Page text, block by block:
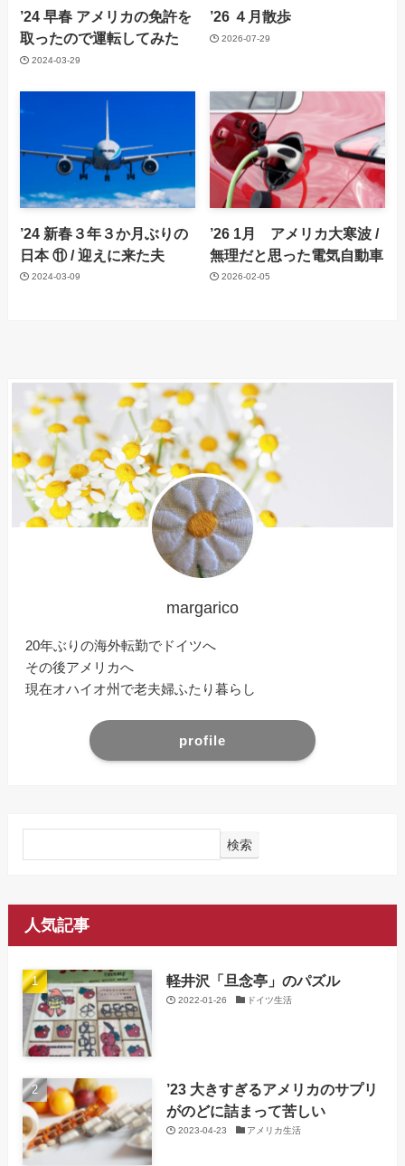
’24 早春 アメリカの免許を
取ったので運転してみた
2024-03-29
’26 ４月散歩
2026-07-29
’24 新春３年３か月ぶりの
日本 ⑪ / 迎えに来た夫
2024-03-09
’26 1月 アメリカ大寒波 /
無理だと思った電気自動車
2026-02-05
margarico
20年ぶりの海外転勤でドイツへ
その後アメリカへ
現在オハイオ州で老夫婦ふたり暮らし
profile
検索
人気記事
軽井沢「旦念亭」のパズル
2022-01-26 ドイツ生活
’23 大きすぎるアメリカのサプリ
がのどに詰まって苦しい
2023-04-23 アメリカ生活